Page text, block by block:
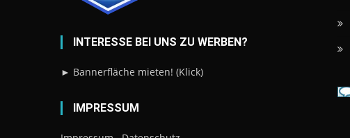
INTERESSE BEI UNS ZU WERBEN?
► Bannerfläche mieten! (Klick)
IMPRESSUM